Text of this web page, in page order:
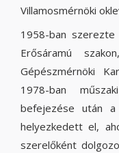
Villamosmérnöki
1958-ban szerezte
Erősáramú
Gépészmérnöki
1978-ban
befejezése után a
helyezkedett el,
szerelőként